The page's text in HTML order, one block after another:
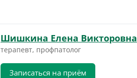
Шишкина Елена Викторовна
терапевт, профпатолог
Записаться на приём